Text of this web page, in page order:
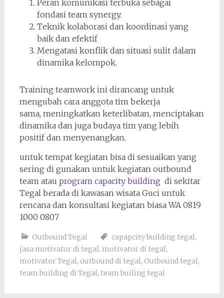
Peran komunikasi terbuka sebagai
fondasi team synergy.
Teknik kolaborasi dan koordinasi yang
baik dan efektif
Mengatasi konflik dan situasi sulit dalam
dinamika kelompok.
Training teamwork ini dirancang untuk
mengubah cara anggota tim bekerja
sama, meningkatkan keterlibatan, menciptakan
dinamika dan juga budaya tim yang lebih
positif dan menyenangkan.
untuk tempat kegiatan bisa di sesuaikan yang
sering di gunakan untuk kegiatan outbound
team atau program capacity building di sekitar
Tegal berada di kawasan wisata Guci untuk
rencana dan konsultasi kegiatan biasa WA 0819
1000 0807
Outbound Tegal capapcity building tegal,
jasa motivator di tegal, motivator di tegal,
motivator Tegal, outbound di tegal, Outbound tegal,
team building di Tegal, team builing tegal